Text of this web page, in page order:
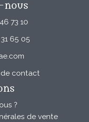
nous
73 10
65 05
de contact
?
de vente